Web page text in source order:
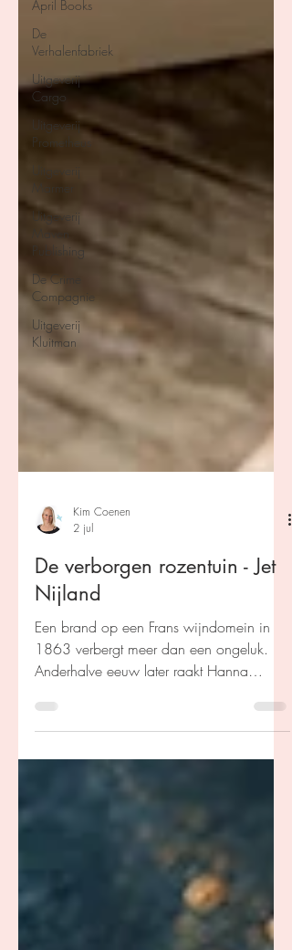
April Books
De
Verhalenfabriek
Uitgeverij
Cargo
Uitgeverij
Prometheus
Marmer
Uitgeverij
Publishing
De Crime
Compagnie
Uitgeverij
Kluitman
2 jul
De verborgen rozentuin - Jet
Nijland
Een brand op een Frans wijndomein in
Anderhalve eeuw later raakt Hanna
gefascineerd door dit mysterie. Terwijl ze
het verleden ontrafelt, ontdekt ze
familiegeheimen, liefde en een verhaal